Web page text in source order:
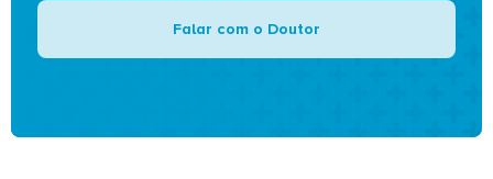
Falar com o Doutor